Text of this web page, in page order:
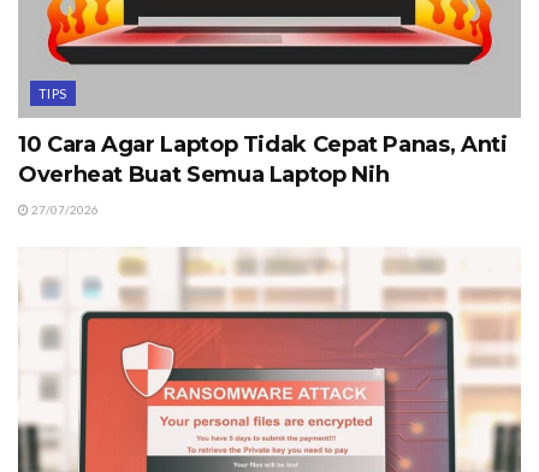
TIPS
10 Cara Agar Laptop Tidak Cepat Panas, Anti
Overheat Buat Semua Laptop Nih
27/07/2026